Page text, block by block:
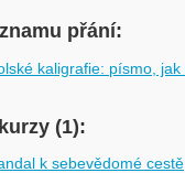
přání:
kaligrafie: písmo,
(1):
k sebevědomé cestě